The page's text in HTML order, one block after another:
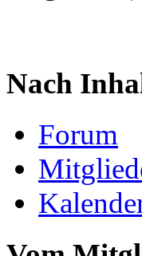
Nach
Forum